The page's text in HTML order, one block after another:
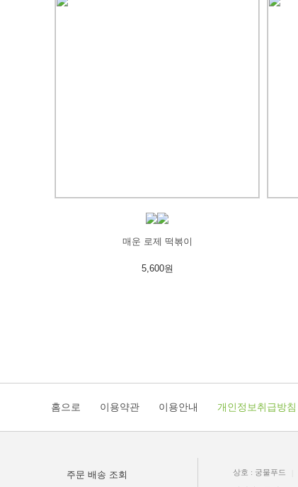
매운 로제 떡볶이
5,600원
홈으로 이용약관 이용안내 개인정보취급방침
주문 배송 조회 상호 : 궁물푸드